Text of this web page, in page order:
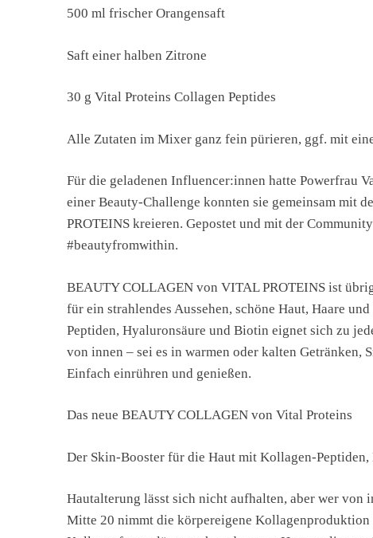
500 ml frischer Orangensaft
Saft einer halben Zitrone
30 g Vital Proteins Collagen Peptides
Alle Zutaten im Mixer ganz fein pürieren, ggf. mit
Für die geladenen Influencer:innen hatte Powerfrau
einer Beauty-Challenge konnten sie gemeinsam mit
PROTEINS kreieren. Gepostet und mit der
#beautyfromwithin.
BEAUTY COLLAGEN von VITAL PROTEINS ist
für ein strahlendes Aussehen, schöne Haut, Haare
Peptiden, Hyaluronsäure und Biotin eignet sich zu
von innen – sei es in warmen oder kalten Getränken,
Einfach einrühren und genießen.
Das neue BEAUTY COLLAGEN von Vital Proteins
Der Skin-Booster für die Haut mit Kollagen-
Hautalterung lässt sich nicht aufhalten, aber wer von
Mitte 20 nimmt die körpereigene